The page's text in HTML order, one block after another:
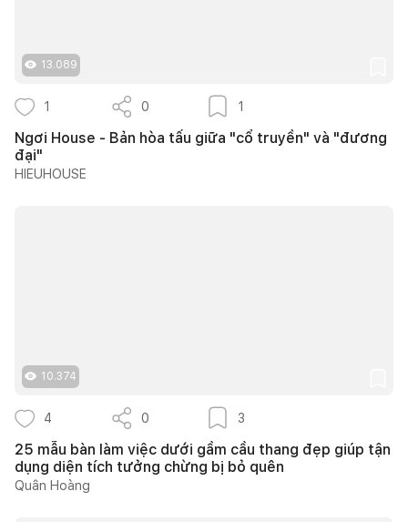
13.089
1 0 1
Ngơi House - Bản hòa tấu giữa "cổ truyền" và "đương
đại"
HIEUHOUSE
10.374
4 0 3
25 mẫu bàn làm việc dưới gầm cầu thang đẹp giúp tận
dụng diện tích tưởng chừng bị bỏ quên
Quân Hoàng